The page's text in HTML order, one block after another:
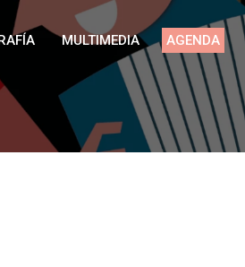
MULTIMEDIA AGENDA